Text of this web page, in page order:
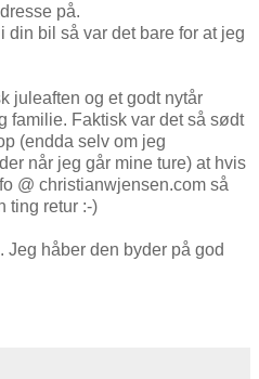
på.
din bil så var det bare for at jeg
juleaften og et godt nytår
familie. Faktisk var det så sødt
(endda selv om jeg
når jeg går mine ture) at hvis
@ christianwjensen.com så
ting retur :-)
håber den byder på god